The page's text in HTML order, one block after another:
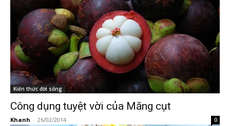
Kiến thức đời sống
Công dụng tuyệt vời của Măng cụt
Khanh - 26/02/2014 0